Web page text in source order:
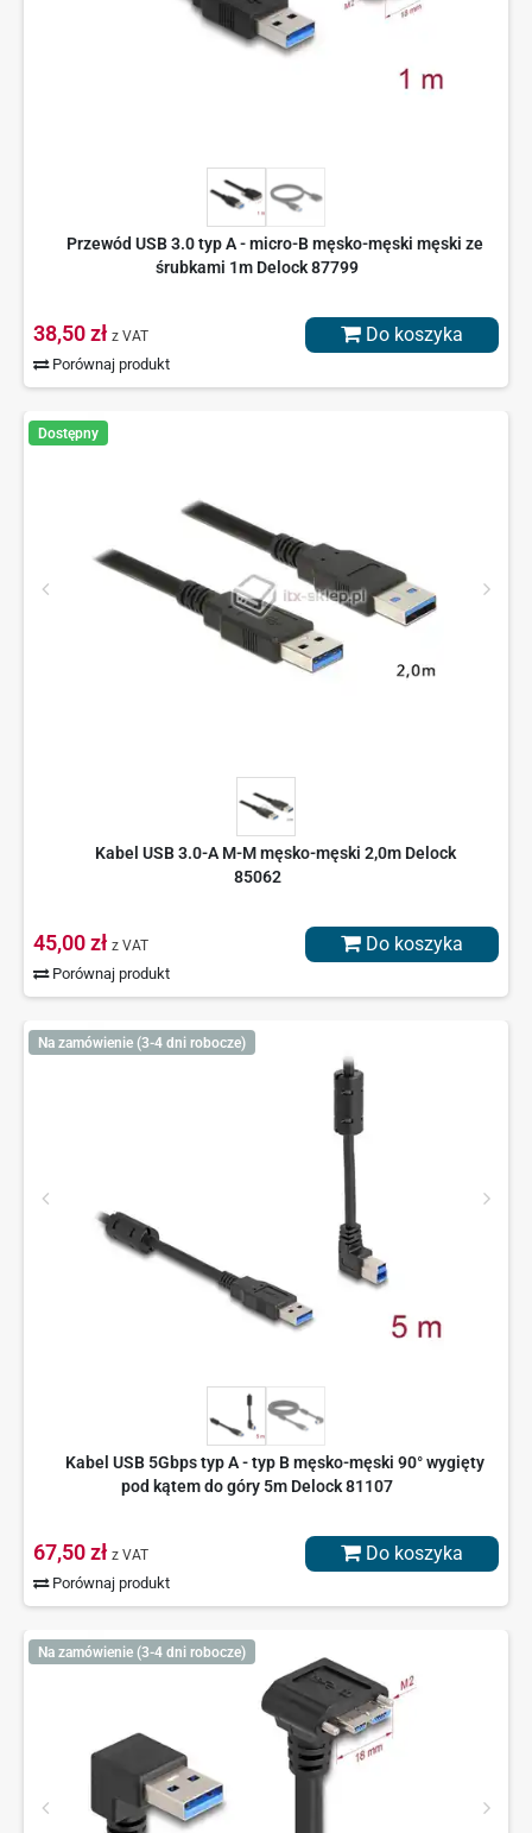
Przewód USB 3.0 typ A - micro-B męsko-męski męski ze
śrubkami 1m Delock 87799
38,50 zł z VAT
Porównaj produkt
Do koszyka
Dostępny
Kabel USB 3.0-A M-M męsko-męski 2,0m Delock
85062
45,00 zł z VAT
Porównaj produkt
Do koszyka
Na zamówienie (3-4 dni robocze)
Kabel USB 5Gbps typ A - typ B męsko-męski 90° wygięty
pod kątem do góry 5m Delock 81107
67,50 zł z VAT
Porównaj produkt
Do koszyka
Na zamówienie (3-4 dni robocze)